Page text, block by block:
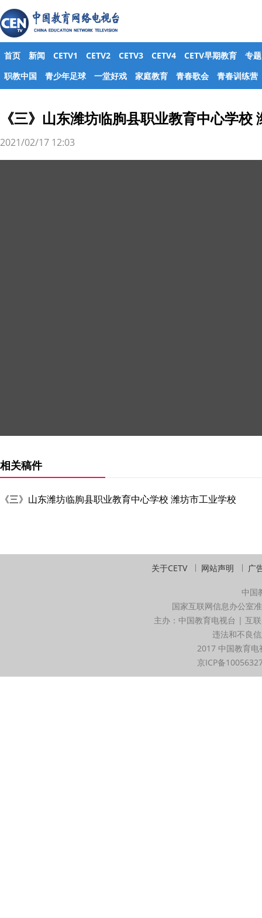
首页 新闻 CETV1 CETV2 CETV3 CETV4 CETV早期教育
专题
职教中国
青少年足球 一堂好戏 家庭教育 青春歌会 青春训练营
《三》山东潍坊临朐县职业教育中心学校
2021/02/17 12:03
相关稿件
《三》山东潍坊临朐县职业教育中心学校 潍坊市工业学校
关于CETV 网站声明 广
中国
国家互联网信息办公室
主办：中国教育电视台 | 互
违法和不良
2017 中国教育
京ICP备